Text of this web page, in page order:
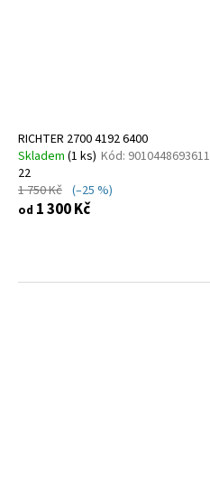
RICHTER 2700 4192 6400
Skladem (1 ks) Kód: 9010448693611
22
1 750 Kč (–25 %)
od 1 300 Kč